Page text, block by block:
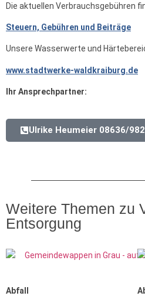
Die aktuellen Verbrauchsgebühren
Steuern, Gebühren und Beiträge
Unsere Wasserwerte und
www.stadtwerke-waldkraiburg.de
Ihr Ansprechpartner:
Ulrike Heumeier 08636/
Weitere Themen zu
Entsorgung
Abfall